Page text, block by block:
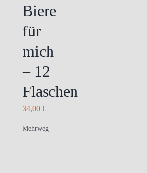
Biere
für
mich
– 12
Flaschen
34,00 €
Mehrweg